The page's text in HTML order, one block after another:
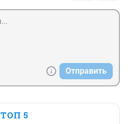
Отправить
ТОП 5